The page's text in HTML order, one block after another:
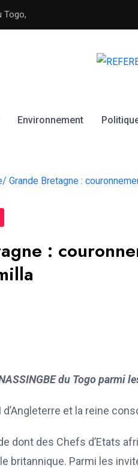
Civile de
Environnement
Grande Bretagne :
:
du Togo parmi
et la reine
dont des Chefs d’Etats
britannique. Parmi les